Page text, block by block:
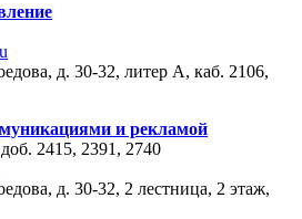
д. 30-32, литер А, каб. 2106,
и рекламой
2415, 2391, 2740
д. 30-32, 2 лестница, 2 этаж,